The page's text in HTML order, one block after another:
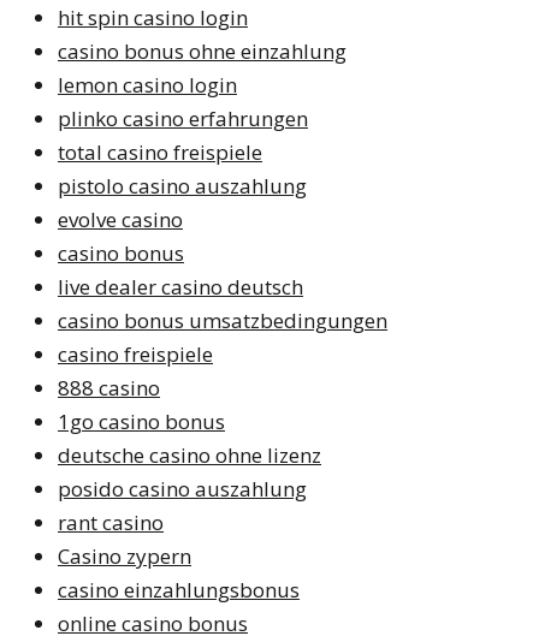
hit spin casino login
casino bonus ohne einzahlung
lemon casino login
plinko casino erfahrungen
total casino freispiele
pistolo casino auszahlung
evolve casino
casino bonus
live dealer casino deutsch
casino bonus umsatzbedingungen
casino freispiele
888 casino
1go casino bonus
deutsche casino ohne lizenz
posido casino auszahlung
rant casino
Casino zypern
casino einzahlungsbonus
online casino bonus